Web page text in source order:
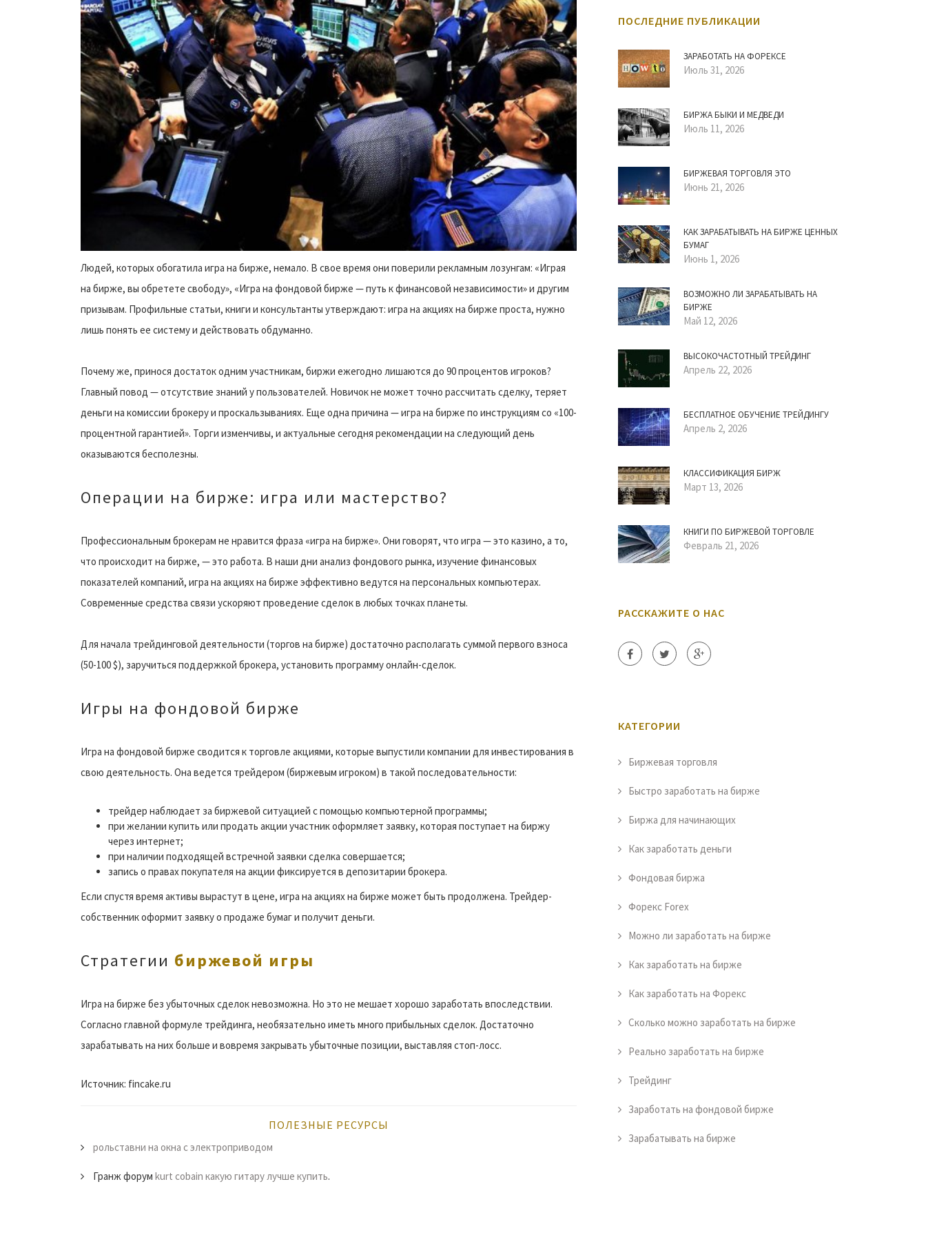
Людей, которых обогатила игра на бирже, немало. В свое время они поверили рекламным лозунгам: «Играя
на бирже, вы обретете свободу», «Игра на фондовой бирже — путь к финансовой независимости» и другим
призывам. Профильные статьи, книги и консультанты утверждают: игра на акциях на бирже проста, нужно
лишь понять ее систему и действовать обдуманно.
Почему же, принося достаток одним участникам, биржи ежегодно лишаются до 90 процентов игроков?
Главный повод — отсутствие знаний у пользователей. Новичок не может точно рассчитать сделку, теряет
деньги на комиссии брокеру и проскальзываниях. Еще одна причина — игра на бирже по инструкциям со «100-
процентной гарантией». Торги изменчивы, и актуальные сегодня рекомендации на следующий день
оказываются бесполезны.
Операции на бирже: игра или мастерство?
Профессиональным брокерам не нравится фраза «игра на бирже». Они говорят, что игра — это казино, а то,
что происходит на бирже, — это работа. В наши дни анализ фондового рынка, изучение финансовых
показателей компаний, игра на акциях на бирже эффективно ведутся на персональных компьютерах.
Современные средства связи ускоряют проведение сделок в любых точках планеты.
Для начала трейдинговой деятельности (торгов на бирже) достаточно располагать суммой первого взноса
(50-100 $), заручиться поддержкой брокера, установить программу онлайн-сделок.
Игры на фондовой бирже
Игра на фондовой бирже сводится к торговле акциями, которые выпустили компании для инвестирования в
свою деятельность. Она ведется трейдером (биржевым игроком) в такой последовательности:
трейдер наблюдает за биржевой ситуацией с помощью компьютерной программы;
при желании купить или продать акции участник оформляет заявку, которая поступает на биржу
через интернет;
при наличии подходящей встречной заявки сделка совершается;
запись о правах покупателя на акции фиксируется в депозитарии брокера.
Если спустя время активы вырастут в цене, игра на акциях на бирже может быть продолжена. Трейдер-
собственник оформит заявку о продаже бумаг и получит деньги.
Стратегии биржевой игры
Игра на бирже без убыточных сделок невозможна. Но это не мешает хорошо заработать впоследствии.
Согласно главной формуле трейдинга, необязательно иметь много прибыльных сделок. Достаточно
зарабатывать на них больше и вовремя закрывать убыточные позиции, выставляя стоп-лосс.
Источник: fincake.ru
ПОЛЕЗНЫЕ РЕСУРСЫ
рольставни на окна с электроприводом
Гранж форум kurt cobain какую гитару лучше купить.
ПОСЛЕДНИЕ ПУБЛИКАЦИИ
ЗАРАБОТАТЬ НА ФОРЕКСЕ
Июль 31, 2026
БИРЖА БЫКИ И МЕДВЕДИ
Июль 11, 2026
БИРЖЕВАЯ ТОРГОВЛЯ ЭТО
Июнь 21, 2026
КАК ЗАРАБАТЫВАТЬ НА БИРЖЕ ЦЕННЫХ
БУМАГ
Июнь 1, 2026
ВОЗМОЖНО ЛИ ЗАРАБАТЫВАТЬ НА
БИРЖЕ
Май 12, 2026
ВЫСОКОЧАСТОТНЫЙ ТРЕЙДИНГ
Апрель 22, 2026
БЕСПЛАТНОЕ ОБУЧЕНИЕ ТРЕЙДИНГУ
Апрель 2, 2026
КЛАССИФИКАЦИЯ БИРЖ
Март 13, 2026
КНИГИ ПО БИРЖЕВОЙ ТОРГОВЛЕ
Февраль 21, 2026
РАССКАЖИТЕ О НАС
КАТЕГОРИИ
Биржевая торговля
Быстро заработать на бирже
Биржа для начинающих
Как заработать деньги
Фондовая биржа
Форекс Forex
Можно ли заработать на бирже
Как заработать на бирже
Как заработать на Форекс
Сколько можно заработать на бирже
Реально заработать на бирже
Трейдинг
Заработать на фондовой бирже
Зарабатывать на бирже